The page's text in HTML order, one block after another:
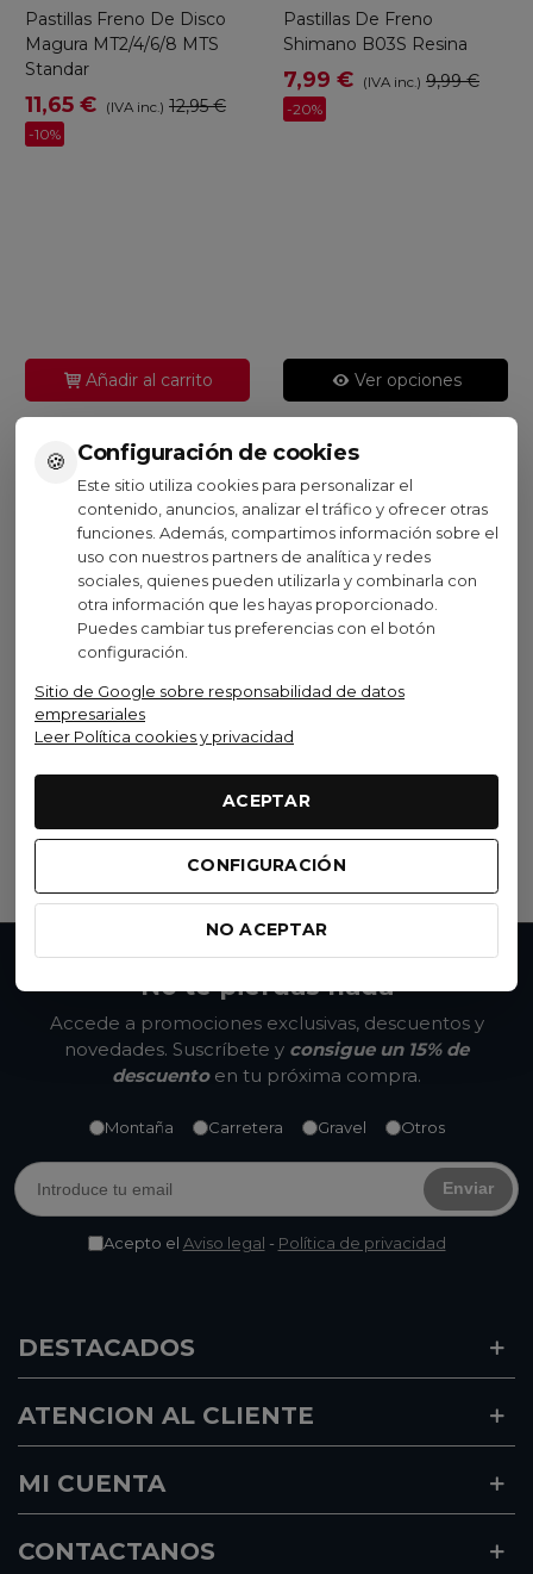
🍪 Configuración de cookies
Este sitio utiliza cookies para personalizar el
contenido, anuncios, analizar el tráfico y ofrecer otras
funciones. Además, compartimos información sobre el
uso con nuestros partners de analítica y redes
sociales, quienes pueden utilizarla y combinarla con
otra información que les hayas proporcionado.
Puedes cambiar tus preferencias con el botón
configuración.
Sitio de Google sobre responsabilidad de datos
empresariales
Leer Política cookies y privacidad
ACEPTAR
CONFIGURACIÓN
NO ACEPTAR
Pastillas Freno De Disco
Magura MT2/4/6/8 MTS
Standar
11,65 € (IVA inc.) 12,95 €
-10%
Añadir al carrito
Pastillas De Freno
Shimano B03S Resina
7,99 € (IVA inc.) 9,99 €
-20%
Ver opciones
Visto recientemente
Oferta
Shimano
Pastillas De Freno
Shimano K03TI Resina
10,54 € (IVA inc.) 12,40 €
Añadir al carrito
No te pierdas nada
Accede a promociones exclusivas, descuentos y
novedades. Suscríbete y consigue un 15% de
descuentoen tu próxima compra.
Montaña Carretera Gravel Otros
Enviar
Acepto el Aviso legal - Política de privacidad
DESTACADOS
ATENCION AL CLIENTE
MI CUENTA
CONTACTANOS